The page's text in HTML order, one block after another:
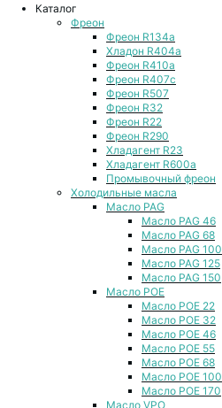
Каталог
Фреон
Фреон R134a
Хладон R404a
Фреон R410a
Фреон R407с
Фреон R507
Фреон R32
Фреон R22
Фреон R290
Хладагент R23
Хладагент R600a
Промывочный фреон
Холодильные масла
Масло PAG
Масло PAG 46
Масло PAG 68
Масло PAG 100
Масло PAG 125
Масло PAG 150
Масло POE
Масло POE 22
Масло POE 32
Масло POE 46
Масло POE 55
Масло POE 68
Масло POE 100
Масло POE 170
Масло VPO